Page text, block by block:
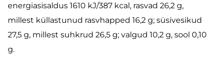
energiasisaldus 1610 kJ/387 kcal, rasvad 26,2 g,
millest küllastunud rasvhapped 16,2 g; süsivesikud
27,5 g, millest suhkrud 26,5 g; valgud 10,2 g, sool 0,10
g.